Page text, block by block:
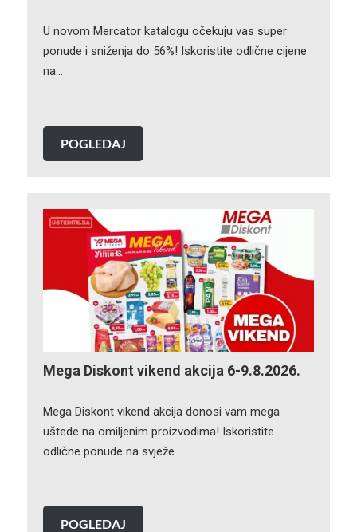
U novom Mercator katalogu očekuju vas super
ponude i sniženja do 56%! Iskoristite odlične cijene
na…
POGLEDAJ
Mega Diskont vikend akcija 6-9.8.2026.
Mega Diskont vikend akcija donosi vam mega
uštede na omiljenim proizvodima! Iskoristite
odlične ponude na svježe…
POGLEDAJ